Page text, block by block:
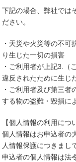
下記の場合、弊社では
ださい。
・天災や火災等の不可
り生じた一切の損害
・ご利用者が上記3.（
違反されたために生じ
・ご利用者及び第三
する物の盗難・毀損に
【個人情報の利用につ
個人情報はお申込者の
人情報保護につきまし
申込者の個人情報は法